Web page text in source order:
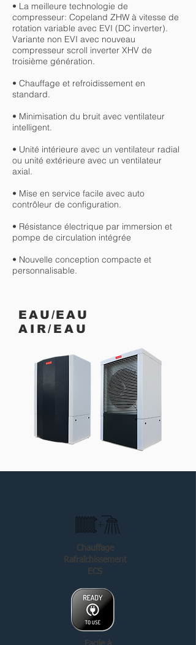
EAU/EAU
AIR/EAU
• La meilleure technologie de
compresseur: Copeland ZHW à vitesse de
rotation variable avec EVI (DC inverter).
Variante non EVI avec nouveau
compresseur scroll inverter XHV de
troisième génération.
• Chauffage et refroidissement en
standard.
• Minimisation du bruit avec ventilateur
intelligent.
• Unité intérieure avec un ventilateur radial
ou unité extérieure avec un ventilateur
axial.
• Mise en service facile avec auto
contrôleur de configuration.
• Résistance électrique par immersion et
pompe de circulation intégrée
• Nouvelle conception compacte et
personnalisable.
Chauffage
Rafraîchissement
ECS